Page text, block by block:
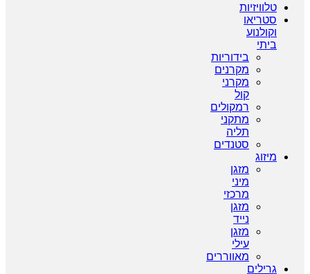
טלוויזיות
סטריאו
וקולנוע
ביתי
בידוריות
מקרנים
מקרני
קול
רמקולים
מתקני
תליה
סטנדים
מיזוג
מזגן
מיני
מרכזי
מזגן
נייד
מזגן
עילי
מאווררים
גרילים